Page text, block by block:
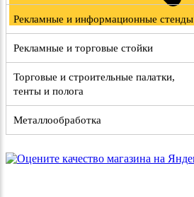
Рекламные и информационные стенды
Рекламные и торговые стойки
Торговые и строительные палатки,
тенты и полога
Металлообработка